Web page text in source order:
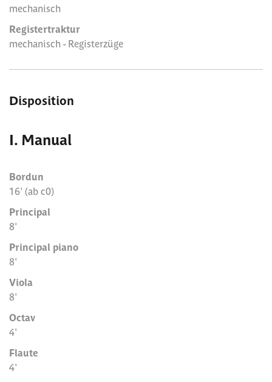
mechanisch
Registertraktur
mechanisch - Registerzüge
Disposition
I. Manual
Bordun
16' (ab c0)
Principal
8'
Principal piano
8'
Viola
8'
Octav
4'
Flaute
4'